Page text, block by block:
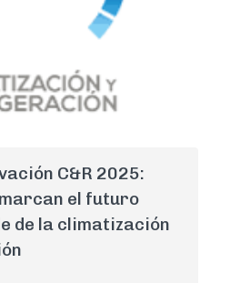
C&R 2025:
el futuro
de la climatización